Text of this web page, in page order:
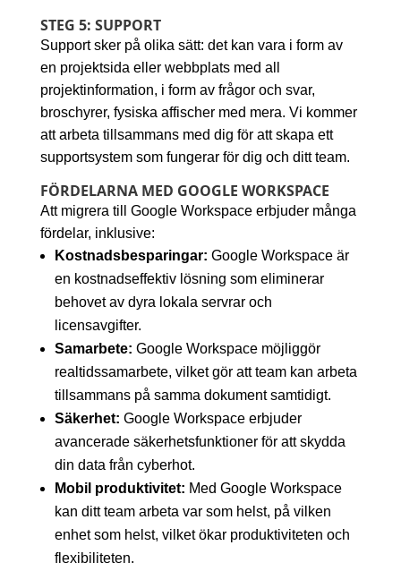
STEG 5: SUPPORT
Support sker på olika sätt: det kan vara i form av
en projektsida eller webbplats med all
projektinformation, i form av frågor och svar,
broschyrer, fysiska affischer med mera. Vi kommer
att arbeta tillsammans med dig för att skapa ett
supportsystem som fungerar för dig och ditt team.
FÖRDELARNA MED GOOGLE WORKSPACE
Att migrera till Google Workspace erbjuder många
fördelar, inklusive:
Kostnadsbesparingar: Google Workspace är
en kostnadseffektiv lösning som eliminerar
behovet av dyra lokala servrar och
licensavgifter.
Samarbete: Google Workspace möjliggör
realtidssamarbete, vilket gör att team kan arbeta
tillsammans på samma dokument samtidigt.
Säkerhet: Google Workspace erbjuder
avancerade säkerhetsfunktioner för att skydda
din data från cyberhot.
Mobil produktivitet: Med Google Workspace
kan ditt team arbeta var som helst, på vilken
enhet som helst, vilket ökar produktiviteten och
flexibiliteten.